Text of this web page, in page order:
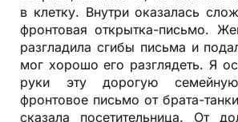
в клетку. Внутри оказалась
фронтовая открытка-письмо.
разгладила сгибы письма и
мог хорошо его разглядеть. Я
руки эту дорогую
фронтовое письмо от брата-
сказала посетительница. От